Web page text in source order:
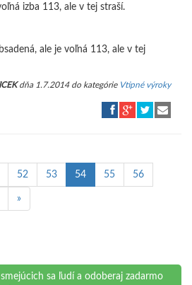
izba 113, ale v tej straší.
ale je voľná 113, ale v tej
dňa 1.7.2014 do kategórie Vtipné výroky
52 53 54 55 56
»
sa ľudí a odoberaj zadarmo